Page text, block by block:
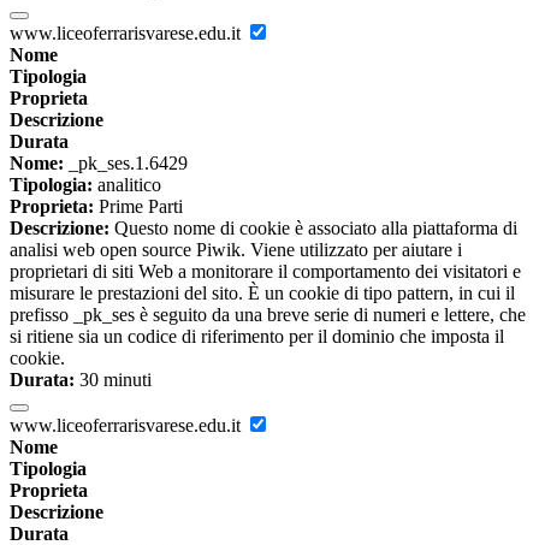
www.liceoferrarisvarese.edu.it
Nome
Tipologia
Proprieta
Descrizione
Durata
Nome: _pk_ses.1.6429
Tipologia: analitico
Proprieta: Prime Parti
Descrizione: Questo nome di cookie è associato alla piattaforma di
analisi web open source Piwik. Viene utilizzato per aiutare i
proprietari di siti Web a monitorare il comportamento dei visitatori e
misurare le prestazioni del sito. È un cookie di tipo pattern, in cui il
prefisso _pk_ses è seguito da una breve serie di numeri e lettere, che
si ritiene sia un codice di riferimento per il dominio che imposta il
cookie.
Durata: 30 minuti
www.liceoferrarisvarese.edu.it
Nome
Tipologia
Proprieta
Descrizione
Durata